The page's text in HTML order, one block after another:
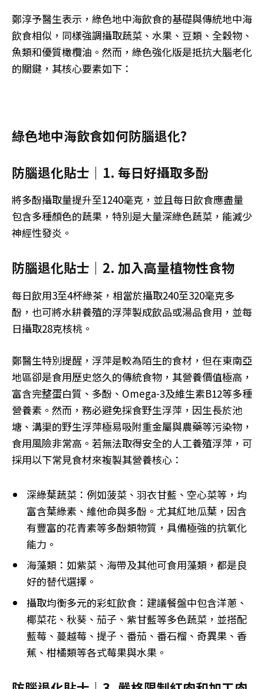
鄭淳予醫生表示，綠色地中海飲食的基礎與傳統地中海
飲食相似，同樣強調攝取蔬菜、水果、豆類、全穀物、
魚類和優質橄欖油。然而，綠色強化版是抵抗大腦老化
的關鍵，其核心要素如下：
綠色地中海飲食如何防腦退化?
防腦退化貼士｜1. 每日好攝取多酚
將多酚攝取量提升至1240毫克，並且每日飲食應盡量
包含多種顏色的蔬果，特別是大量深綠色蔬菜，能減少
神經性發炎。
防腦退化貼士｜2. 加入高量植物性食物
每日飲用3至4杯綠茶，相當於攝取240至320毫克多
酚，也可將水耕養殖的浮萍製成飲品或湯品食用，並每
日攝取28克核桃。
鄭醫生特別提醒，浮萍是較為陌生的食材，但在東南亞
地區卻是食用歷史悠久的傳統食物，其營養價值極高，
富含完整蛋白質、多酚、Omega-3及維生素B12等多種
營養素。然而，務必避免採食野生浮萍，因生長於池
塘、溝渠的野生浮萍極易吸附重金屬與農藥等污染物，
食用風險非常高。若無法取得安全的人工養殖浮萍，可
採用以下常見食材來複製其營養核心：
深綠葉蔬菜：例如菠菜、羽衣甘藍、空心菜等，均
富含葉綠素、維他命與多酚。尤其紅地瓜葉，因含
有豐富的花青素等多酚類物質，具備極強的抗氧化
能力。
海藻類：如紫菜、海帶及其他可食用藻類，都是良
好的替代選擇。
攝取均衡多元的彩虹飲食：建議餐盤中包含洋蔥、
椰菜花、秋葵、茄子、紫甘藍等多色蔬菜，並搭配
藍莓、蔓越莓、提子、番茄、番石榴、奇異果、香
蕉、柑橘類等各式莓果與水果。